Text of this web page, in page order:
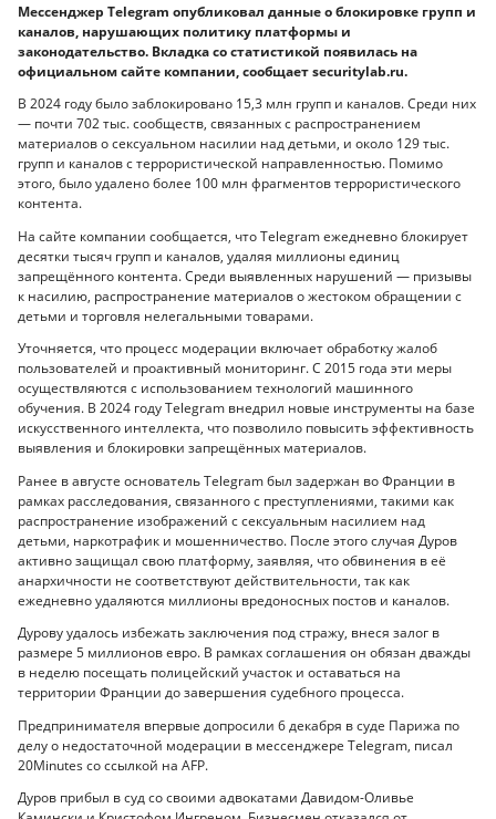
Мессенджер Telegram опубликовал данные о блокировке групп и
каналов, нарушающих политику платформы и
законодательство. Вкладка со статистикой появилась на
официальном сайте компании, сообщает securitylab.ru.
В 2024 году было заблокировано 15,3 млн групп и каналов. Среди них
— почти 702 тыс. сообществ, связанных с распространением
материалов о сексуальном насилии над детьми, и около 129 тыс.
групп и каналов с террористической направленностью. Помимо
этого, было удалено более 100 млн фрагментов террористического
контента.
На сайте компании сообщается, что Telegram ежедневно блокирует
десятки тысяч групп и каналов, удаляя миллионы единиц
запрещённого контента. Среди выявленных нарушений — призывы
к насилию, распространение материалов о жестоком обращении с
детьми и торговля нелегальными товарами.
Уточняется, что процесс модерации включает обработку жалоб
пользователей и проактивный мониторинг. С 2015 года эти меры
осуществляются с использованием технологий машинного
обучения. В 2024 году Telegram внедрил новые инструменты на базе
искусственного интеллекта, что позволило повысить эффективность
выявления и блокировки запрещённых материалов.
Ранее в августе основатель Telegram был задержан во Франции в
рамках расследования, связанного с преступлениями, такими как
распространение изображений с сексуальным насилием над
детьми, наркотрафик и мошенничество. После этого случая Дуров
активно защищал свою платформу, заявляя, что обвинения в её
анархичности не соответствуют действительности, так как
ежедневно удаляются миллионы вредоносных постов и каналов.
Дурову удалось избежать заключения под стражу, внеся залог в
размере 5 миллионов евро. В рамках соглашения он обязан дважды
в неделю посещать полицейский участок и оставаться на
территории Франции до завершения судебного процесса.
Предпринимателя впервые допросили 6 декабря в суде Парижа по
делу о недостаточной модерации в мессенджере Telegram, писал
20Minutes со ссылкой на AFP.
Дуров прибыл в суд со своими адвокатами Давидом-Оливье